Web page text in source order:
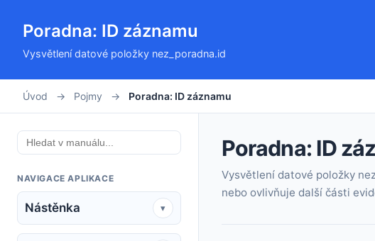
Poradna: ID záznamu
Vysvětlení datové položky nez_poradna.id
Úvod → Pojmy → Poradna: ID záznamu
NAVIGACE APLIKACE
Nástěnka ▾
Poradna: ID
Vysvětlení datové položky
nebo ovlivňuje další části